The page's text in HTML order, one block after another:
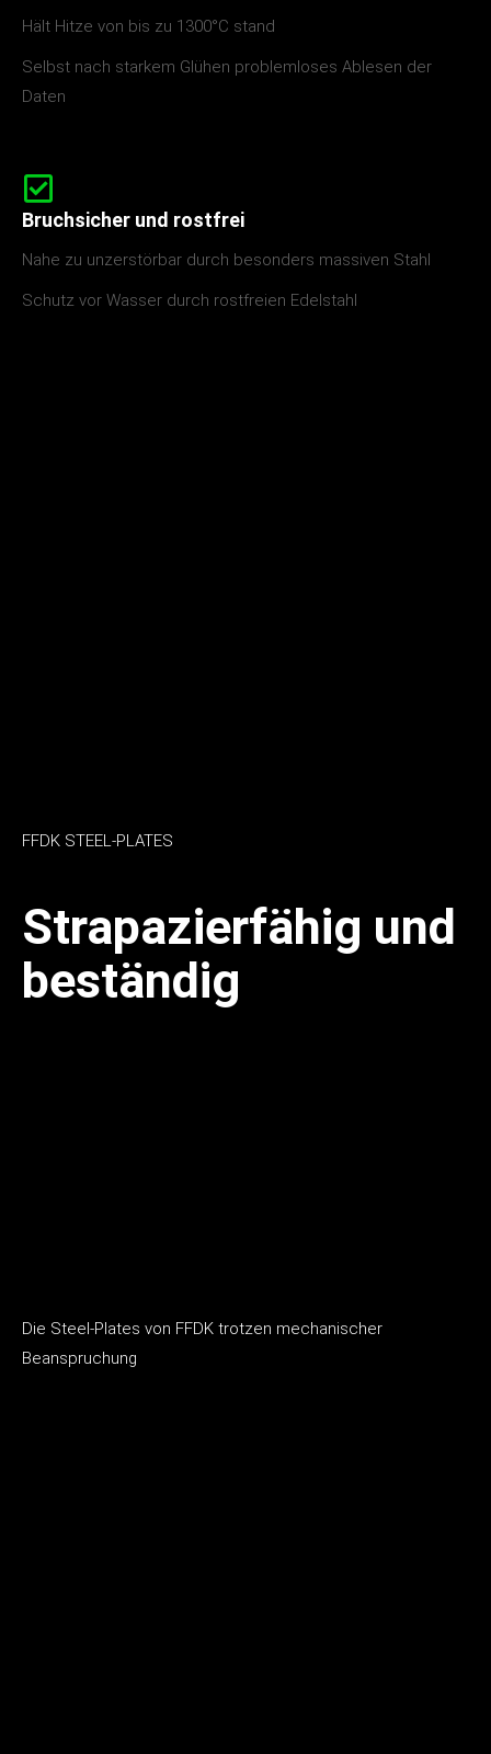
Hält Hitze von bis zu 1300°C stand
Selbst nach starkem Glühen problemloses Ablesen der
Daten
Bruchsicher und rostfrei
Nahe zu unzerstörbar durch besonders massiven Stahl
Schutz vor Wasser durch rostfreien Edelstahl
FFDK STEEL-PLATES
Strapazierfähig und
beständig
Die Steel-Plates von FFDK trotzen mechanischer
Beanspruchung